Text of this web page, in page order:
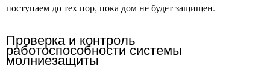
поступаем до тех пор, пока дом не будет защищен.
Проверка и контроль
работоспособности системы
молниезащиты